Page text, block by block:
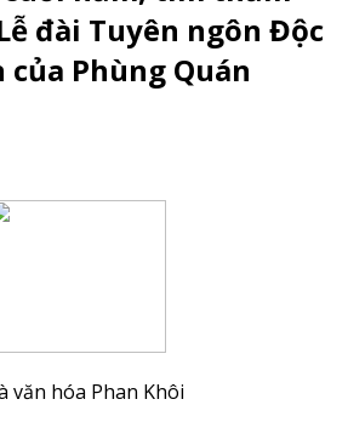
đài Tuyên ngôn Độc
của Phùng Quán
văn hóa Phan Khôi